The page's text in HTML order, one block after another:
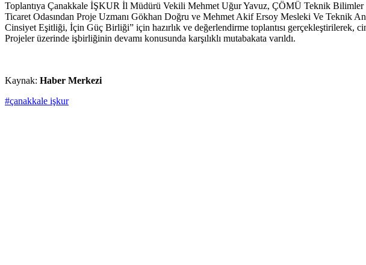
Toplantıya Çanakkale İŞKUR İl Müdürü Vekili Mehmet Uğur Yavuz, ÇÖMÜ Teknik
Ticaret Odasından Proje Uzmanı Gökhan Doğru ve Mehmet Akif Ersoy Mesleki Ve Teknik
Cinsiyet Eşitliği, İçin Güç Birliği” için hazırlık ve değerlendirme toplantısı gerçekleştirilerek,
Projeler üzerinde işbirliğinin devamı konusunda karşılıklı mutabakata varıldı.
Kaynak: Haber Merkezi
#çanakkale işkur